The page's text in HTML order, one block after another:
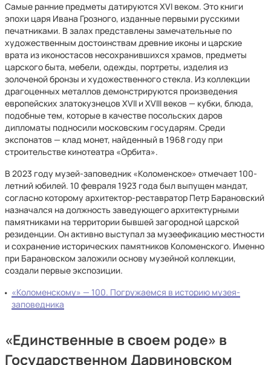
Самые ранние предметы датируются XVI веком. Это книги
эпохи царя Ивана Грозного, изданные первыми русскими
печатниками. В залах представлены замечательные по
художественным достоинствам древние иконы и царские
врата из иконостасов несохранившихся храмов, предметы
царского быта, мебели, одежды, портреты, изделия из
золоченой бронзы и художественного стекла. Из коллекции
драгоценных металлов демонстрируются произведения
европейских златокузнецов XVII и XVIII веков — кубки, блюда,
подобные тем, которые в качестве посольских даров
дипломаты подносили московским государям. Среди
экспонатов — клад монет, найденный в 1968 году при
строительстве кинотеатра «Орбита».
В 2023 году музей-заповедник «Коломенское» отмечает 100-
летний юбилей. 10 февраля 1923 года был выпущен мандат,
согласно которому архитектор-реставратор Петр Барановский
назначался на должность заведующего архитектурными
памятниками на территории бывшей загородной царской
резиденции. Он активно выступал за музеефикацию местности
и сохранение исторических памятников Коломенского. Именно
при Барановском заложили основу музейной коллекции,
создали первые экспозиции.
«Коломенскому» — 100. Погружаемся в историю музея-
заповедника
«Единственные в своем роде» в
Государственном Дарвиновском